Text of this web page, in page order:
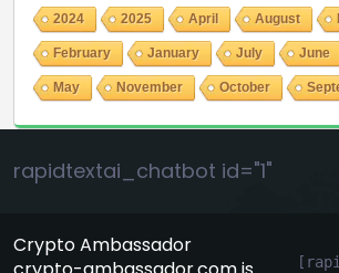
2024 2025 April August
February January July June
May November October
rapidtextai_chatbot id="1"
Crypto Ambassador